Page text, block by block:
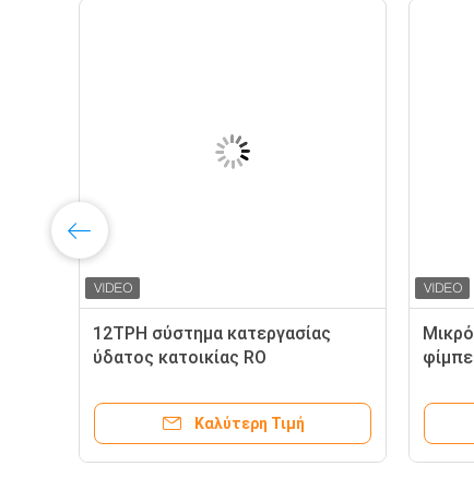
12TPH σύστημα κατεργασίας
ύδατος κατοικίας RO
αποστηρωμένη δεξαμενή
αποθήκευσης νερού
Καλύτερη Τιμή